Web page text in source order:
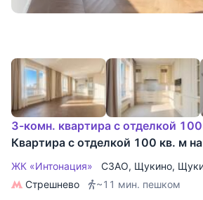
3-комн. квартира с отделкой
Квартира с отделкой 100 кв. м
ЖК «Интонация» СЗАО, Щукино,
Стрешнево
~11 мин. пешком